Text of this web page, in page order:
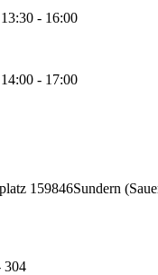
- 16:00
- 17:00
1 59846Sundern
304